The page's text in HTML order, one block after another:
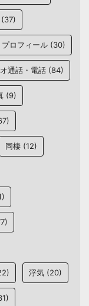
(37)
プロフィール (30)
通話・電話 (84)
(9)
同棲 (12)
浮気 (20)